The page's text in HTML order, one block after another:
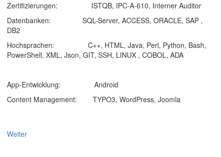
Zertifizierungen:
ISTQB, IPC-A-610, Interner Auditor
Datenbanken:
SQL-Server, ACCESS, ORACLE, SAP ,
DB2
Hochsprachen:
C++, HTML, Java, Perl, Python, Bash,
PowerShell, XML, Json, GIT, SSH, LINUX , COBOL, ADA
App-Entwicklung:
Android
Content Management:
TYPO3, WordPress, Joomla
Weiter